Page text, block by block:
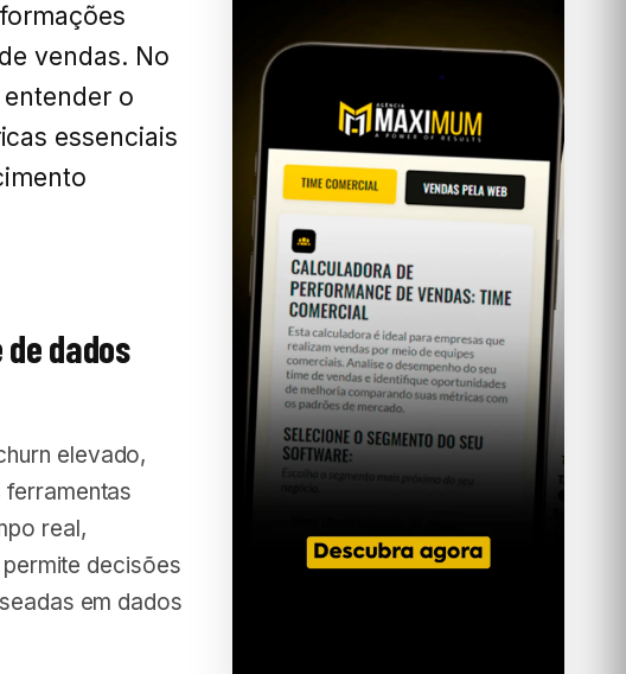
vendas. No
o
essenciais
dados
elevado,
real,
decisões
em dados